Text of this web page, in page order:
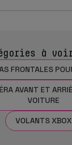
à
FRONTALES
AVANT ET
VOITURE
VOLANTS XBOX